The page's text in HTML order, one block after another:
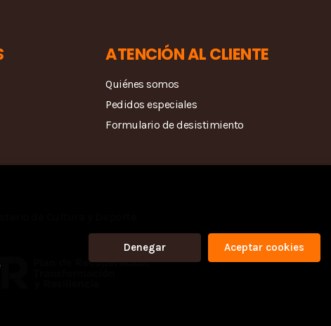
ATENCIÓN AL CLIENTE
Quiénes somos
Pedidos especiales
Formulario de desistimiento
de Cultura y Deporte.
Denegar Aceptar cookies